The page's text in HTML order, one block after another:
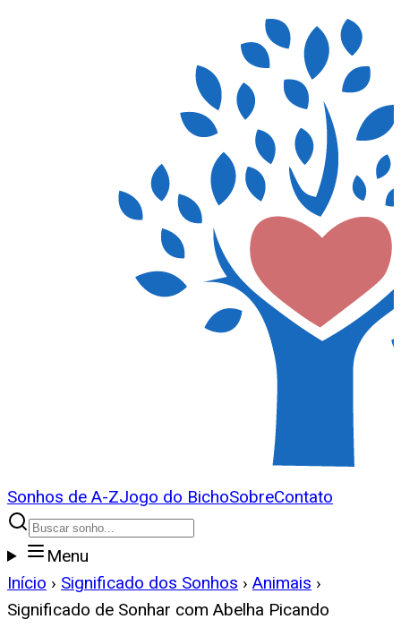
Sonhos de A-ZJogo do BichoSobreContato
Menu
Início › Significado dos Sonhos › Animais ›
Significado de Sonhar com Abelha Picando